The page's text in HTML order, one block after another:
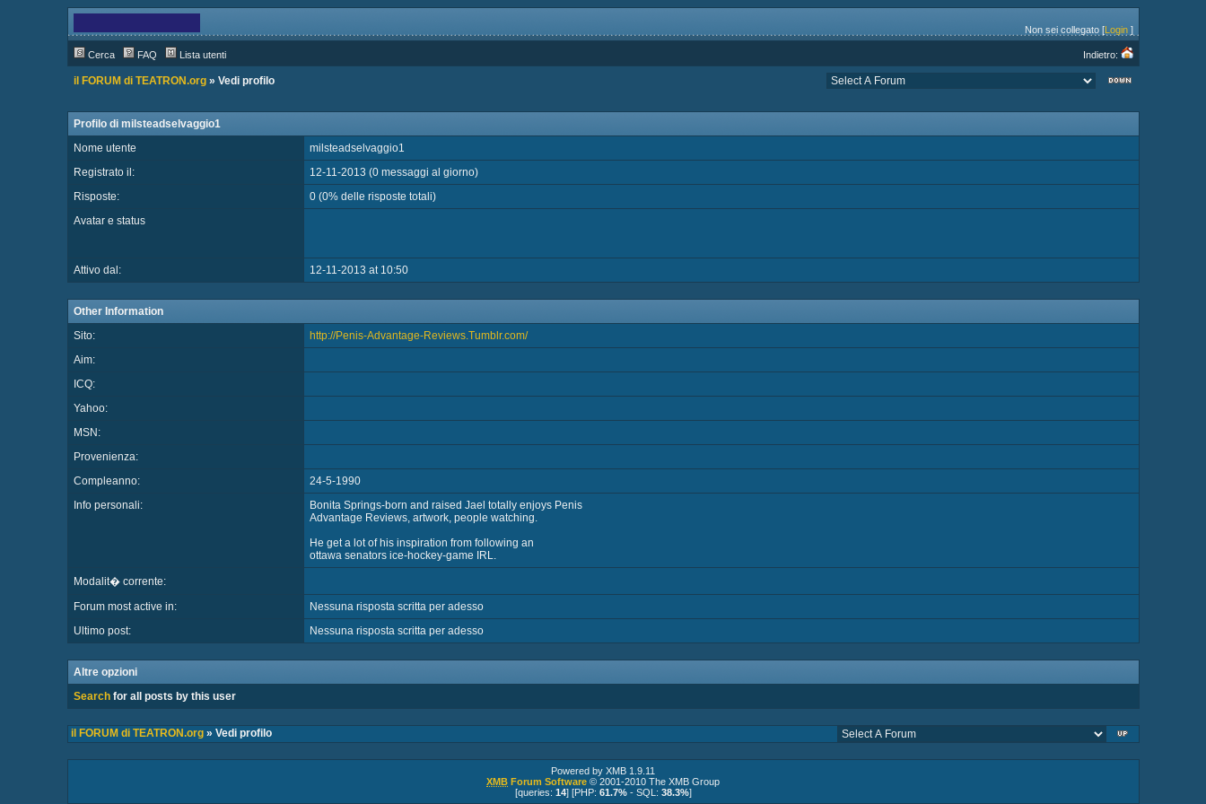
Non sei collegato [Login]
Cerca FAQ Lista utenti Indietro:
il FORUM di TEATRON.org» Vedi profilo
Profilo di milsteadselvaggio1
Nome utente
milsteadselvaggio1
Registrato il:
12-11-2013 (0 messaggi al giorno)
Risposte:
0 (0% delle risposte totali)
Avatar e status
Attivo dal: 12-11-2013 at 10:50
Other Information
Sito:
http://Penis-Advantage-Reviews.Tumblr.com/
Aim:
ICQ:
Yahoo:
MSN:
Provenienza:
Compleanno:
24-5-1990
Info personali:
Bonita Springs-born and raised Jael totally enjoys Penis
Advantage Reviews, artwork, people watching.
He get a lot of his inspiration from following an
ottawa senators ice-hockey-game IRL.
Modalit� corrente:
Forum most active in:
Nessuna risposta scritta per adesso
Ultimo post:
Nessuna risposta scritta per adesso
Altre opzioni
Searchfor all posts by this user
il FORUM di TEATRON.org» Vedi profilo
Powered by XMB 1.9.11
XMB Forum Software © 2001-2010 The XMB Group
[queries: 14] [PHP: 61.7%- SQL: 38.3%]